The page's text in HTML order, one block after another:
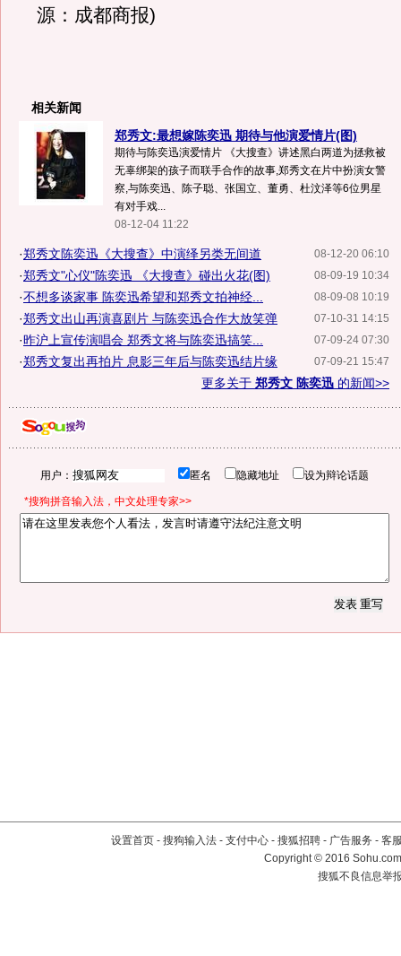
源：成都商报)
相关新闻
郑秀文:最想嫁陈奕迅 期待与他演爱情片(图)
期待与陈奕迅演爱情片 《大搜查》讲述黑白两道为拯救被
无辜绑架的孩子而联手合作的故事,郑秀文在片中扮演女警
察,与陈奕迅、陈子聪、张国立、董勇、杜汶泽等6位男星
有对手戏...
08-12-04 11:22
08-12-20 06:10
·郑秀文陈奕迅《大搜查》中演绎另类无间道
08-09-19 10:34
·郑秀文"心仪"陈奕迅 《大搜查》碰出火花(图)
08-09-08 10:19
·不想多谈家事 陈奕迅希望和郑秀文拍神经...
07-10-31 14:15
·郑秀文出山再演喜剧片 与陈奕迅合作大放笑弹
07-09-24 07:30
·昨沪上宣传演唱会 郑秀文将与陈奕迅搞笑...
07-09-21 15:47
·郑秀文复出再拍片 息影三年后与陈奕迅结片缘
更多关于 郑秀文 陈奕迅 的新闻>>
用户： 匿名 隐藏地址 设为辩论话题
*搜狗拼音输入法，中文处理专家>>
设置首页 - 搜狗输入法 - 支付中心 - 搜狐招聘 - 广告服务 - 客
Copyright©2016
搜狐不良信息举